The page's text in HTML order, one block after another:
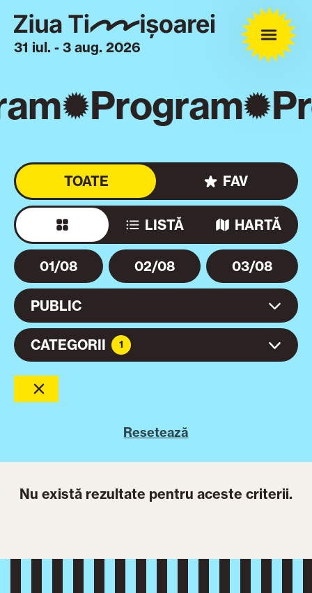
31 iul. - 3 aug. 2026
Program
CATEGORII 1
PUBLIC
01/08 02/08 03/08
LISTĂ HARTĂ
TOATE FAV
Resetează
Nu există rezultate pentru aceste criterii.